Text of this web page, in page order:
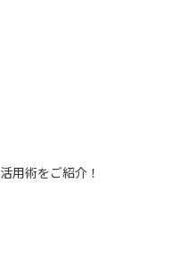
用術をご紹介！